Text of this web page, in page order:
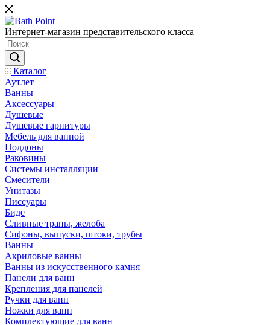
Интернет-магазин представительского класса
Каталог
Аутлет
Ванны
Аксессуары
Душевые
Душевые гарнитуры
Мебель для ванной
Поддоны
Раковины
Системы инсталляции
Смесители
Унитазы
Писсуары
Биде
Сливные трапы, желоба
Сифоны, выпуски, штоки, трубы
Ванны
Акриловые ванны
Ванны из искусственного камня
Панели для ванн
Крепления для панелей
Ручки для ванн
Ножки для ванн
Комплектующие для ванн